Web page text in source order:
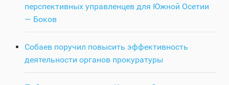
перспективных управленцев для Южной Осетии
— Боков
Собаев поручил повысить эффективность
деятельности органов прокуратуры